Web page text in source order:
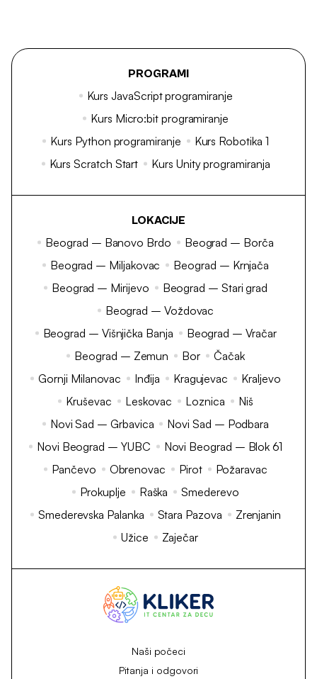
PROGRAMI
Kurs JavaScript programiranje
Kurs Micro:bit programiranje
Kurs Python programiranje
Kurs Robotika 1
Kurs Scratch Start
Kurs Unity programiranja
LOKACIJE
Beograd – Banovo Brdo
Beograd – Borča
Beograd – Miljakovac
Beograd – Krnjača
Beograd – Mirijevo
Beograd – Stari grad
Beograd – Voždovac
Beograd – Višnjička Banja
Beograd – Vračar
Beograd – Zemun
Bor
Čačak
Gornji Milanovac
Inđija Kragujevac
Kraljevo
Kruševac
Leskovac Loznica
Niš
Novi Sad – Grbavica
Novi Sad – Podbara
Novi Beograd – YUBC
Novi Beograd – Blok 61
Pančevo
Obrenovac Pirot
Požaravac
Prokuplje
Raška
Smederevo
Smederevska Palanka
Stara Pazova
Zrenjanin
Užice
Zaječar
Naši počeci
Pitanja i odgovori